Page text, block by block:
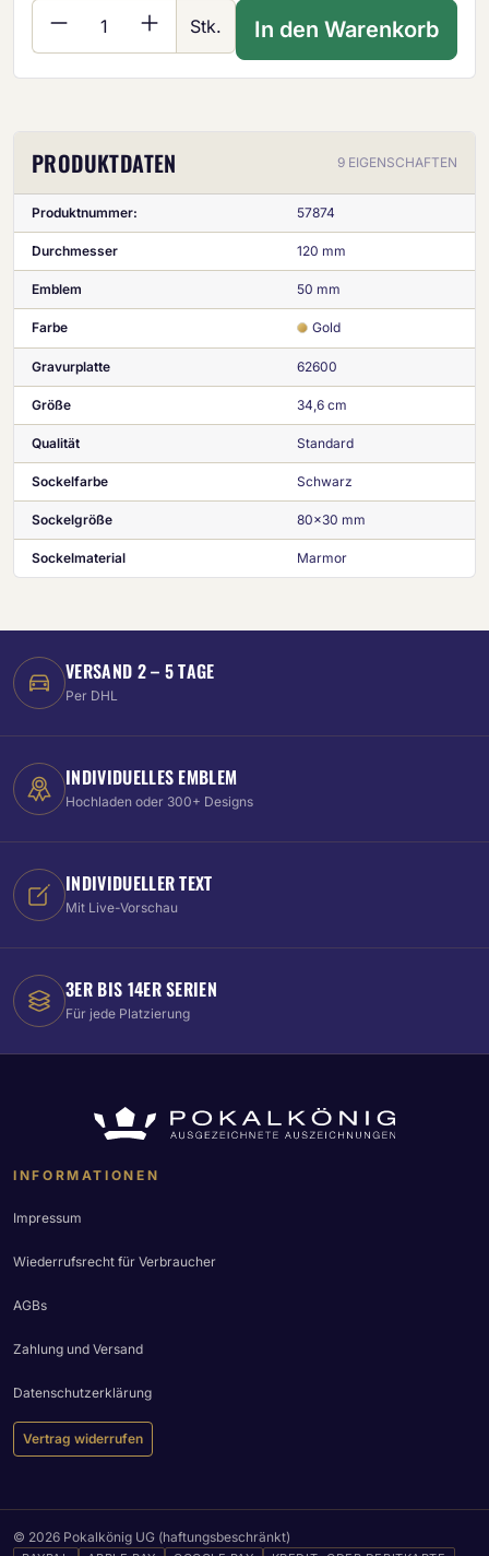
Produkt Anzahl: Gib den gewünschten
Stk. In den Warenkorb
PRODUKTDATEN 9 EIGENSCHAFTEN
Produktnummer: 57874
Durchmesser 120 mm
Emblem 50 mm
Farbe Gold
Gravurplatte 62600
Größe 34,6 cm
Qualität Standard
Sockelfarbe Schwarz
Sockelgröße 80x30 mm
Sockelmaterial Marmor
VERSAND 2 – 5 TAGE
Per DHL
INDIVIDUELLES EMBLEM
Hochladen oder 300+ Designs
INDIVIDUELLER TEXT
Mit Live-Vorschau
3ER BIS 14ER SERIEN
Für jede Platzierung
INFORMATIONEN
Impressum
Wiederrufsrecht für Verbraucher
AGBs
Zahlung und Versand
Datenschutzerklärung
Vertrag widerrufen
© 2026 Pokalkönig UG (haftungsbeschränkt)